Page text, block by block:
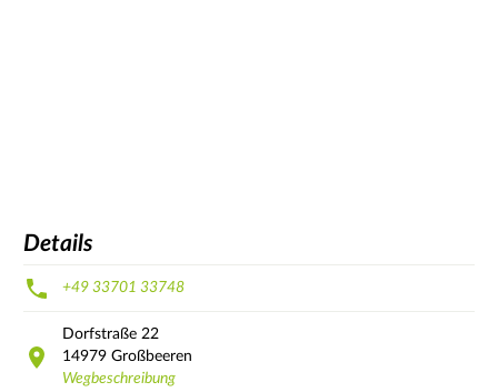
Details
+49 33701 33748
Dorfstraße 22
14979 Großbeeren
Wegbeschreibung